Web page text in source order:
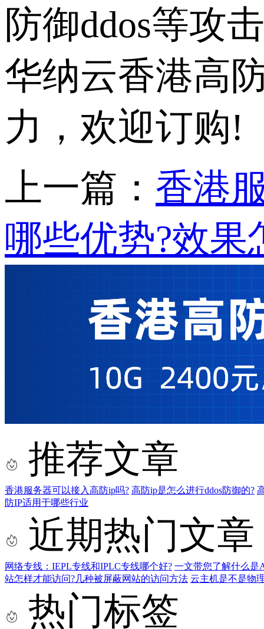
防御ddos等攻
华纳云香港高
力，欢迎订购!
上一篇： 香港
哪些优势?效果
推荐文章
香港服务器可以接入高防ip吗? 高防ip是怎么进行ddos防御的?
防IP适用于哪些行业
近期热门文章
网络专线：IEPL专线和IPLC专线哪个好? 一文带您了解什么是
站怎样才能访问?几种被屏蔽网站的访问方法 云主机是不是物
热门标签